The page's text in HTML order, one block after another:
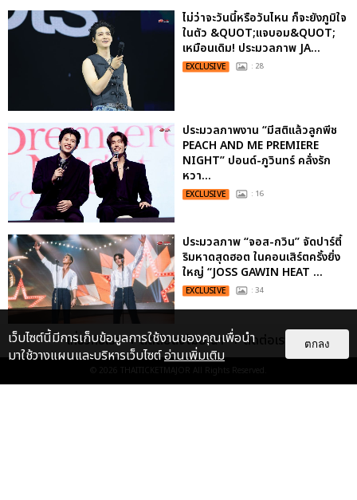
ไม่ว่าจะวันนี้หรือวันไหน ก็จะยังภูมิใจ
ในตัว &QUOT;แจบอม&QUOT;
เหมือนเดิม! ประมวลภาพ JA...
EXCLUSIVE : 28
ประมวลภาพงาน “มีสติแล้วลูกพีช
PEACH AND ME PREMIERE
NIGHT” ปอนด์-ภูวินทร์ คลั่งรัก
หวา...
EXCLUSIVE : 16
ประมวลภาพ “จอส-กวิน” จัดปาร์ตี้
ริมหาดสุดฮอต ในคอนเสิร์ตครั้งยิ่ง
ใหญ่ “JOSS GAWIN HEAT ...
EXCLUSIVE : 34
“ช่วงเวลาที่ไม่ได้เจอกันพิสูจน์แล้วว่า
รักแท้จะไม่มีวันจางหาย” ประมวล
ภาพ JAEHYUN กับแฟน...
เกี่ยวกับเรา ติดต่อลงโฆษณา ติดต่อเรา
© 2026 THAITICKETMAJOR All Rights Reserved.
เว็บไซต์นี้มีการเก็บข้อมูลการใช้งานของคุณเพื่อนำ
มาใช้วางแผนและบริหารเว็บไซต์อ่านเพิ่มเติม
ตกลง